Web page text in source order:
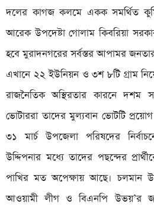
দলের কাগজ কলমে একক সমর্থিত
আরেক উপদেষ্টা গোলাম কিবরিয়া
হবে মুরাদনগরের সর্বস্তর আপামর
এখানে ২২ ইউনিয়ন ও ৩শ ৮টি গ্রাম
রাজনৈতিক অস্থিরতার কারনে দশম
ভোটাররা তাদের মুল্যবান ভোটটি
৩১ মার্চ উপজেলা পরিষদের
উদ্দিপনার মধ্যে তাদের পছন্দের
পাখির মত অপেক্ষায় আছে। চলমান
আওয়ামী লীগ ও বিএনপি উভয়’র